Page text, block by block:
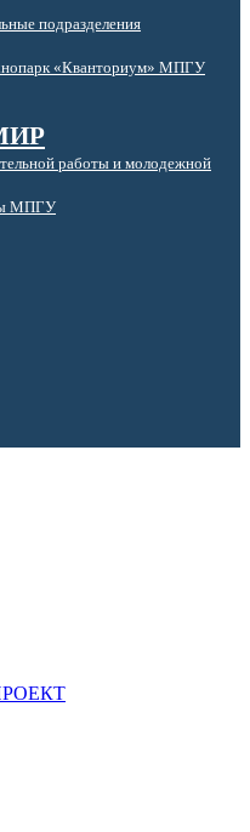
подразделения
«Кванториум» МПГУ
работы и молодежной
МПГУ